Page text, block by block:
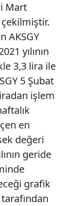
Mart
çekilmiştir.
AKSGY
yılının
3,3 lira ile
5 Şubat
işlem
en
değeri
geride
grafik